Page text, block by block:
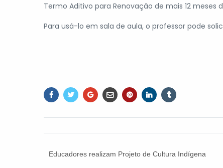
Termo Aditivo para Renovação de mais 12
Para usá-lo em sala de aula, o professor pode
Educadores realizam Projeto de Cultura Indígena